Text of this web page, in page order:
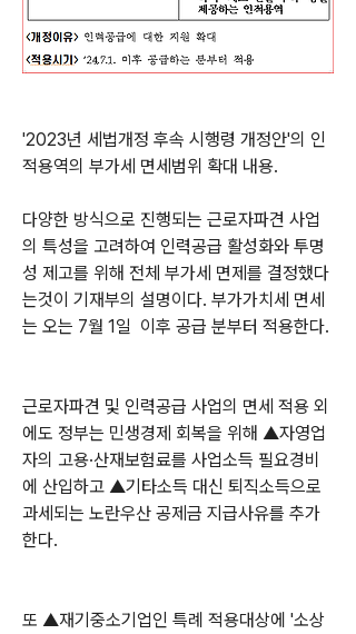
'2023년 세법개정 후속 시행령 개정안'의 인
적용역의 부가세 면세범위 확대 내용.
다양한 방식으로 진행되는 근로자파견 사업
의 특성을 고려하여 인력공급 활성화와 투명
성 제고를 위해 전체 부가세 면제를 결정했다
는것이 기재부의 설명이다. 부가가치세 면세
는 오는 7월 1일  이후 공급 분부터 적용한다.
근로자파견 및 인력공급 사업의 면세 적용 외
에도 정부는 민생경제 회복을 위해 ▲자영업
자의 고용·산재보험료를 사업소득 필요경비
에 산입하고 ▲기타소득 대신 퇴직소득으로
과세되는 노란우산 공제금 지급사유를 추가
한다.
또 ▲재기중소기업인 특례 적용대상에 '소상